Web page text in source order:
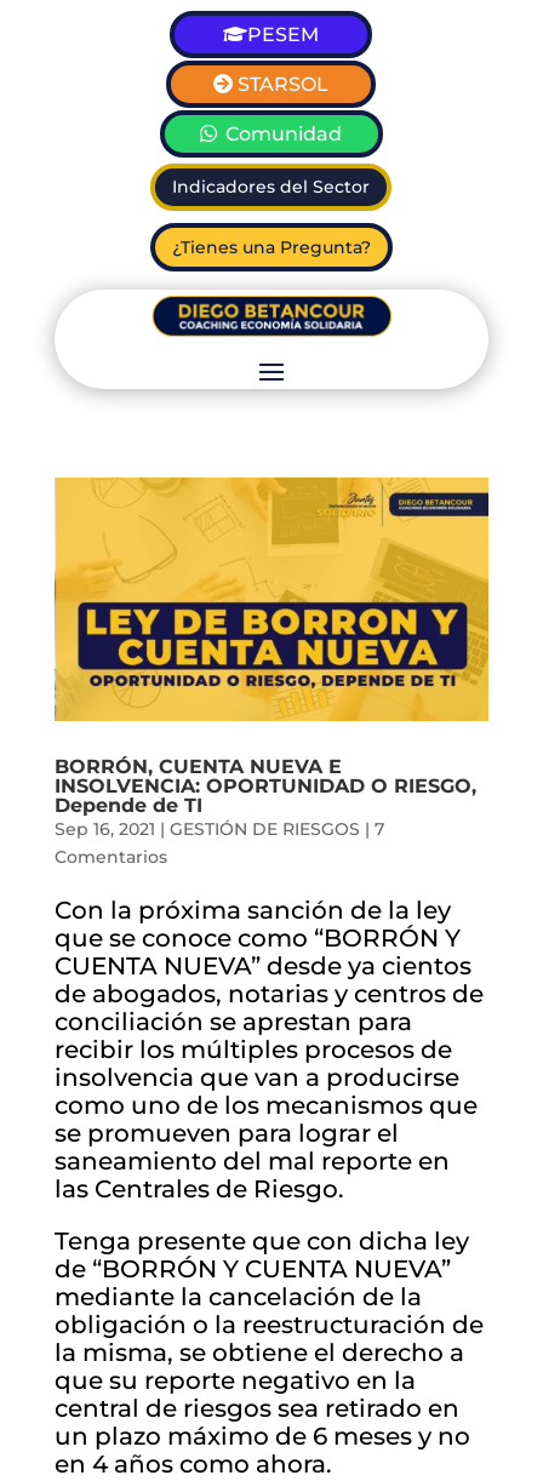
PESEM
STARSOL
Comunidad
Indicadores del Sector
¿Tienes una Pregunta?
BORRÓN, CUENTA NUEVA E
INSOLVENCIA: OPORTUNIDAD O RIESGO,
Depende de TI
Sep 16, 2021 | GESTIÓN DE RIESGOS | 7
Comentarios
Con la próxima sanción de la ley
que se conoce como “BORRÓN Y
CUENTA NUEVA” desde ya cientos
de abogados, notarias y centros de
conciliación se aprestan para
recibir los múltiples procesos de
insolvencia que van a producirse
como uno de los mecanismos que
se promueven para lograr el
saneamiento del mal reporte en
las Centrales de Riesgo.
Tenga presente que con dicha ley
de “BORRÓN Y CUENTA NUEVA”
mediante la cancelación de la
obligación o la reestructuración de
la misma, se obtiene el derecho a
que su reporte negativo en la
central de riesgos sea retirado en
un plazo máximo de 6 meses y no
en 4 años como ahora.